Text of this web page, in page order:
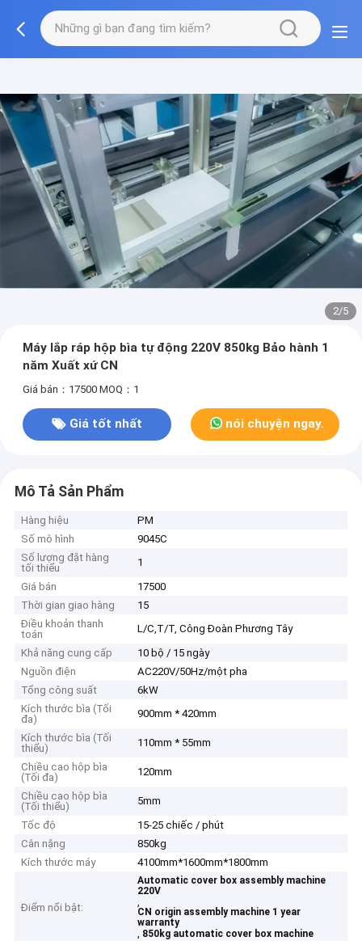
2/5
Máy lắp ráp hộp bìa tự động 220V 850kg Bảo hành 1
năm Xuất xứ CN
Giá bán：17500 MOQ：1
Giá tốt nhất nói chuyện ngay.
Mô Tả Sản Phẩm
Hàng hiệu
PM
Số mô hình
9045C
Số lượng đặt hàng
tối thiểu
1
Giá bán
17500
Thời gian giao hàng
15
Điều khoản thanh
toán
L/C,T/T, Công Đoàn Phương Tây
Khả năng cung cấp
10 bộ / 15 ngày
Nguồn điện
AC220V/50Hz/một pha
Tổng công suất
6kW
Kích thước bìa (Tối
đa)
900mm * 420mm
Kích thước bìa (Tối
thiểu)
110mm * 55mm
Chiều cao hộp bìa
(Tối đa)
120mm
Chiều cao hộp bìa
(Tối thiểu)
5mm
Tốc độ
15-25 chiếc / phút
Cân nặng
850kg
Kích thước máy
4100mm*1600mm*1800mm
Điểm nổi bật:
Automatic cover box assembly machine
220V
,
CN origin assembly machine 1 year
warranty
, 850kg automatic cover box machine